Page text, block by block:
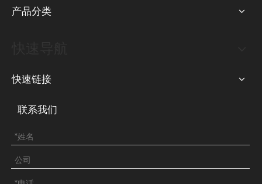
产品分类
快速链接
联系我们